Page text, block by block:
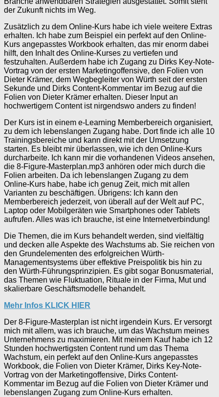
der Zukunft nichts im Weg.
Zusätzlich zu dem Online-Kurs habe ich viele weitere Extras
erhalten. Ich habe zum Beispiel ein perfekt auf den Online-
Kurs angepasstes Workbook erhalten, das mir enorm dabei
hilft, den Inhalt des Online-Kurses zu vertiefen und
festzuhalten. Außerdem habe ich Zugang zu Dirks Key-Note-
Vortrag von der ersten Marketingoffensive, den Folien von
Dieter Krämer, dem Wegbegleiter von Würth seit der ersten
Sekunde und Dirks Content-Kommentar im Bezug auf die
Folien von Dieter Krämer erhalten. Dieser Input an
hochwertigem Content ist nirgendswo anders zu finden!
Der Kurs ist in einem e-Learning Memberbereich organisiert,
zu dem ich lebenslangen Zugang habe. Dort finde ich alle 10
Trainingsbereiche und kann direkt mit der Umsetzung
starten. Es bleibt mir überlassen, wie ich den Online-Kurs
durcharbeite. Ich kann mir die vorhandenen Videos ansehen,
die 8-Figure-Masterplan.mp3 anhören oder mich durch die
Folien arbeiten. Da ich lebenslangen Zugang zu dem
Online-Kurs habe, habe ich genug Zeit, mich mit allen
Varianten zu beschäftigen. Übrigens: Ich kann den
Memberbereich jederzeit, von überall auf der Welt auf PC,
Laptop oder Mobilgeräten wie Smartphones oder Tablets
aufrufen. Alles was ich brauche, ist eine Internetverbindung!
Die Themen, die im Kurs behandelt werden, sind vielfältig
und decken alle Aspekte des Wachstums ab. Sie reichen von
den Grundelementen des erfolgreichen Würth-
Managementsystems über effektive Preispolitik bis hin zu
den Würth-Führungsprinzipien. Es gibt sogar Bonusmaterial,
das Themen wie Fluktuation, Rituale in der Firma, Mut und
skalierbare Geschäftsmodelle behandelt.
Mehr Infos KLICK HIER
Der 8-Figure-Masterplan ist nicht irgendein Kurs. Er versorgt
mich mit allem, was ich brauche, um das Wachstum meines
Unternehmens zu maximieren. Mit meinem Kauf habe ich 12
Stunden hochwertigsten Content rund um das Thema
Wachstum, ein perfekt auf den Online-Kurs angepasstes
Workbook, die Folien von Dieter Krämer, Dirks Key-Note-
Vortrag von der Marketingoffensive, Dirks Content-
Kommentar im Bezug auf die Folien von Dieter Krämer und
lebenslangen Zugang zum Online-Kurs erhalten.